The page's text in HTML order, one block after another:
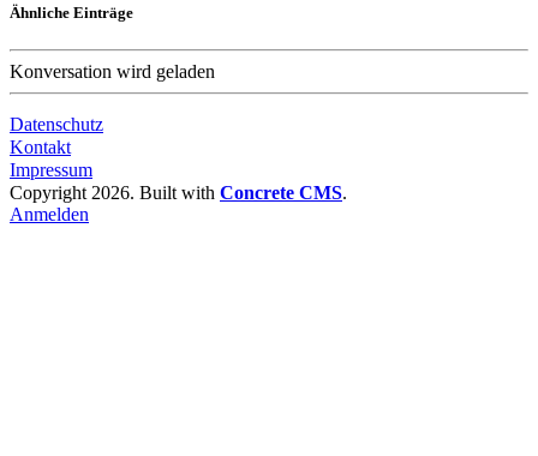
Ähnliche Einträge
Konversation wird geladen
Datenschutz
Kontakt
Impressum
Copyright 2026. Built with Concrete CMS.
Anmelden